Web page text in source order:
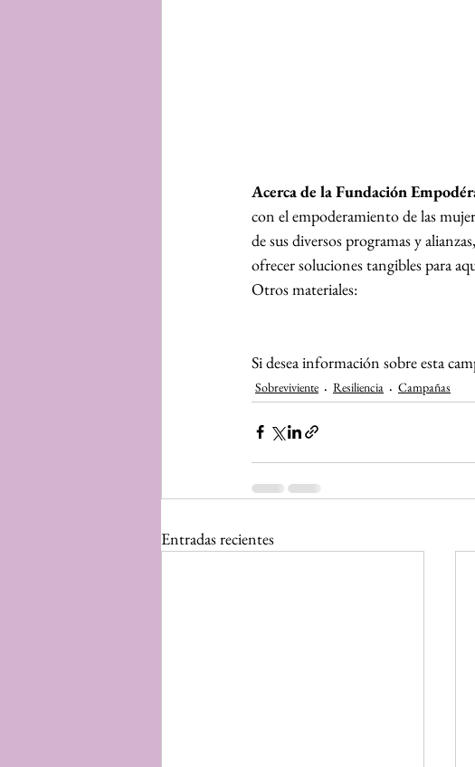
Acerca de la Fundación
con el empoderamiento de las
de sus diversos programas y
ofrecer soluciones tangibles para
Otros materiales:
Si desea información sobre esta
Sobreviviente Resiliencia Campañas
Entradas recientes